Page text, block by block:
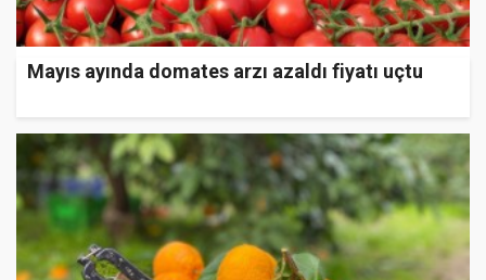
Mayıs ayında domates arzı azaldı fiyatı uçtu